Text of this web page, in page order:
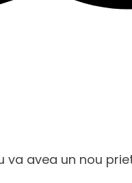
avea un nou